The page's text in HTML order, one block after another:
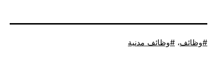
موسوم
وظائف، وظائف مدنية